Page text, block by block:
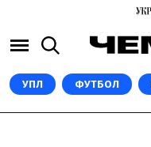
УПЛ ФУТБОЛ